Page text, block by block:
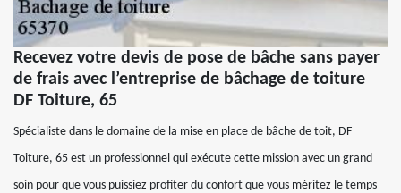
Recevez votre devis de pose de bâche sans payer
de frais avec l’entreprise de bâchage de toiture
DF Toiture, 65
Spécialiste dans le domaine de la mise en place de bâche de toit, DF
Toiture, 65 est un professionnel qui exécute cette mission avec un grand
soin pour que vous puissiez profiter du confort que vous méritez le temps